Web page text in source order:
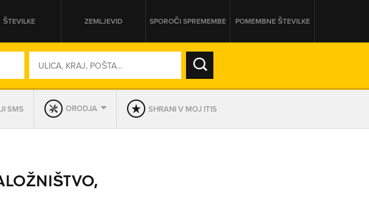
ŠTEVILKE ZEMLJEVID SPOROČI SPREMEMBE POMEMBNE ŠTEVILKE
SO ODPRTA V
SMS ORODJA SHRANI V MOJ ITIS